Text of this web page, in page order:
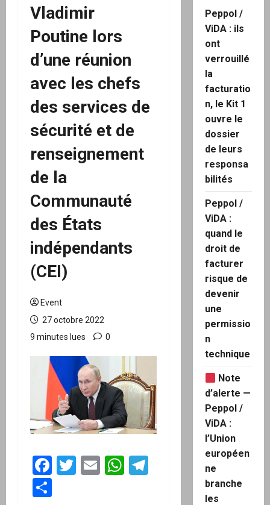
Vladimir
Poutine lors
d’une réunion
avec les chefs
des services de
sécurité et de
renseignement
de la
Communauté
des États
indépendants
(CEI)
Event
27 octobre 2022
9 minutes lues
0
Facebook
Twitter
EmailWhatsApp
Telegram
Peppol /
ViDA : ils
ont
verrouillé
la
facturatio
n, le Kit 1
ouvre le
dossier
de leurs
responsa
bilités
Peppol /
ViDA :
quand le
droit de
facturer
risque de
devenir
une
permissio
n
technique
Note
d’alerte —
Peppol /
ViDA :
l’Union
européen
ne
branche
les